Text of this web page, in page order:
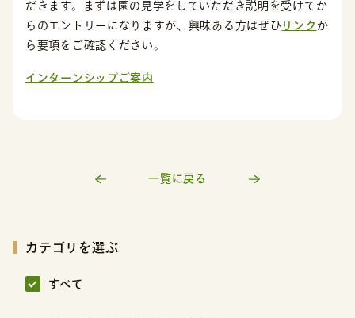
カテゴリを選ぶ
すべて
だきます。まずは園の見学をしていただき説明を受けてか
らのエントリーになりますが、興味ある方はぜひ リンク か
ら要項をご確認ください。
インターンシップご案内
一覧に戻る